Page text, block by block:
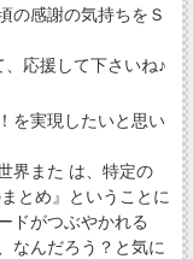
の感謝の気持ちをＳ
応援して下さいね♪
を実現したいと思い
界また は、特定の
とめ』ということに
ドがつぶやかれる
なんだろう？と気に